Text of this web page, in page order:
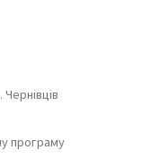
програму